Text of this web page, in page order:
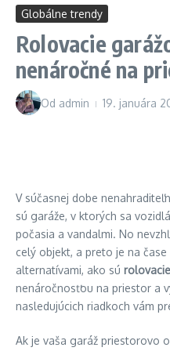
Globálne trendy
Rolovacie
nenáročné na
Od admin 19. januára
V súčasnej dobe
sú garáže, v ktorých sa
počasia a vandalmi. No
celý objekt, a preto je na
alternatívami, ako sú
nenáročnosťou na priestor a
nasledujúcich riadkoch vám
Ak je vaša garáž priestorovo